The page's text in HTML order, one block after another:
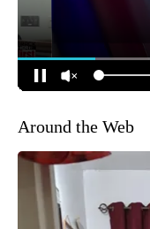
Around the Web